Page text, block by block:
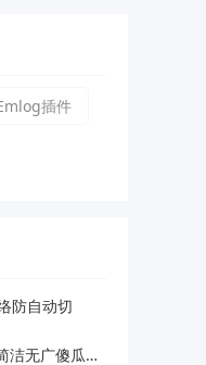
插件
防自动切
广傻瓜操作